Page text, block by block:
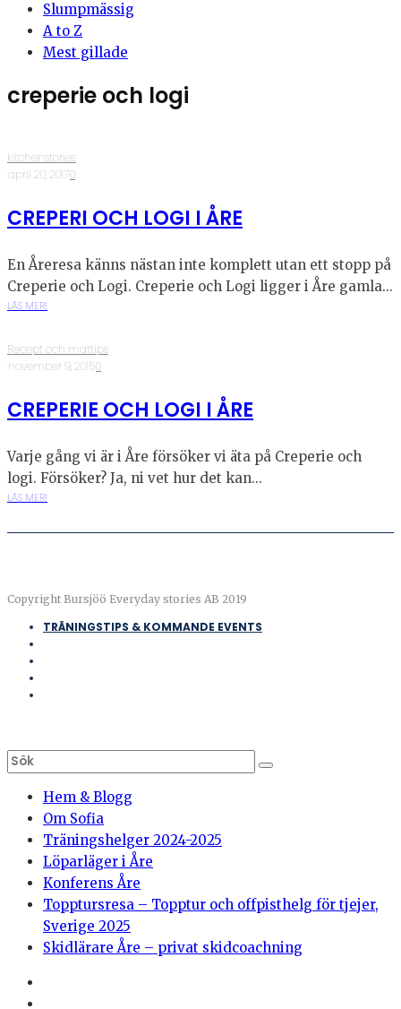
Slumpmässig
A to Z
Mest gillade
creperie och logi
kitchenstories
·april 20, 2017·0
CREPERI OCH LOGI I ÅRE
En Åreresa känns nästan inte komplett utan ett stopp på
Creperie och Logi. Creperie och Logi ligger i Åre gamla...
LÄS MER!
Recept och mattips
·november 9, 2015·0
CREPERIE OCH LOGI I ÅRE
Varje gång vi är i Åre försöker vi äta på Creperie och
logi. Försöker? Ja, ni vet hur det kan...
LÄS MER!
Copyright Bursjöö Everyday stories AB 2019
TRÄNINGSTIPS & KOMMANDE EVENTS
Hem & Blogg
Om Sofia
Träningshelger 2024-2025
Löparläger i Åre
Konferens Åre
Topptursresa – Topptur och offpisthelg för tjejer,
Sverige 2025
Skidlärare Åre – privat skidcoachning